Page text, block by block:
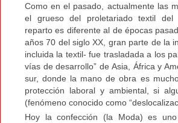
Como en el pasado, actualmente las
el grueso del proletariado textil del
reparto es diferente al de épocas
años 70 del siglo XX, gran parte de la
incluida la textil- fue trasladada a los
vías de desarrollo” de Asia, África y
sur, donde la mano de obra es
protección laboral y ambiental, si
(fenómeno conocido como
Hoy la confección (la Moda) es